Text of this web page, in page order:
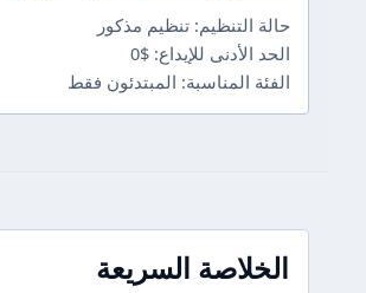
حالة التنظيم: تنظيم مذكور
الحد الأدنى للإيداع: $0
الفئة المناسبة: المبتدئون فقط
الخلاصة السريعة